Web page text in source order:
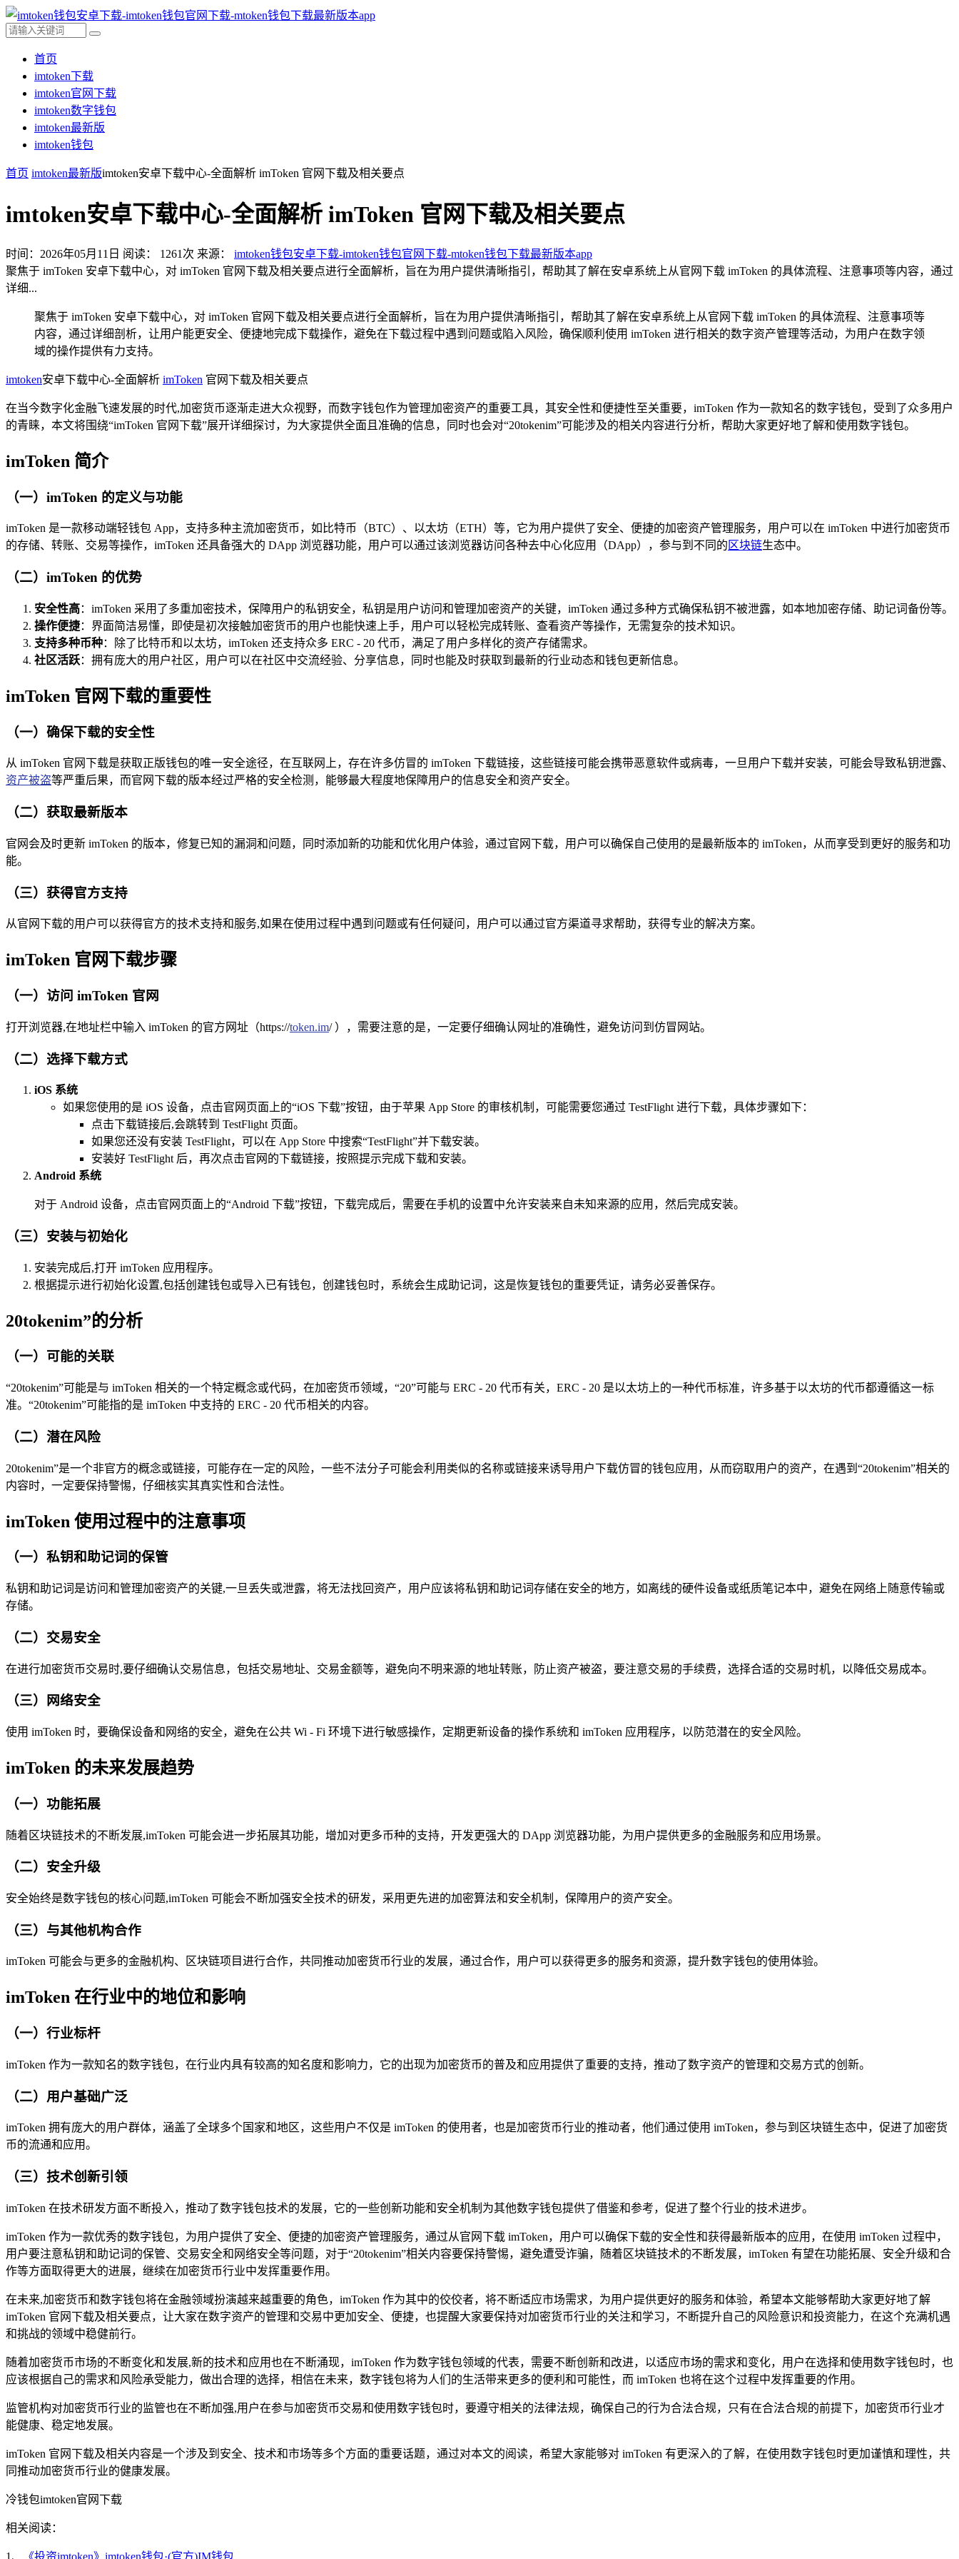
首页
imtoken下载
imtoken官网下载
imtoken数字钱包
imtoken最新版
imtoken钱包
首页 imtoken最新版imtoken安卓下载中心-全面解析 imToken 官网下载及相关要点
imtoken安卓下载中心-全面解析 imToken 官网下载及相关要点
时间：2026年05月11日 阅读： 1261 次 来源： imtoken钱包安卓下载-imtoken钱包官网下载-mtoken钱包下载最新版本app
聚焦于 imToken 安卓下载中心，对 imToken 官网下载及相关要点进行全面解析，旨在为用户提供清晰指引，帮助其了解在安卓系统上从官网下载 imToken 的具体流程、注意事项等内容，通过
详细...
聚焦于 imToken 安卓下载中心，对 imToken 官网下载及相关要点进行全面解析，旨在为用户提供清晰指引，帮助其了解在安卓系统上从官网下载 imToken 的具体流程、注意事项等
内容，通过详细剖析，让用户能更安全、便捷地完成下载操作，避免在下载过程中遇到问题或陷入风险，确保顺利使用 imToken 进行相关的数字资产管理等活动，为用户在数字领
域的操作提供有力支持。
imtoken安卓下载中心-全面解析 imToken 官网下载及相关要点
在当今数字化金融飞速发展的时代,加密货币逐渐走进大众视野，而数字钱包作为管理加密资产的重要工具，其安全性和便捷性至关重要，imToken 作为一款知名的数字钱包，受到了众多用户
的青睐，本文将围绕“imToken 官网下载”展开详细探讨，为大家提供全面且准确的信息，同时也会对“20tokenim”可能涉及的相关内容进行分析，帮助大家更好地了解和使用数字钱包。
imToken 简介
（一）imToken 的定义与功能
imToken 是一款移动端轻钱包 App，支持多种主流加密货币，如比特币（BTC）、以太坊（ETH）等，它为用户提供了安全、便捷的加密资产管理服务，用户可以在 imToken 中进行加密货币
的存储、转账、交易等操作，imToken 还具备强大的 DApp 浏览器功能，用户可以通过该浏览器访问各种去中心化应用（DApp），参与到不同的 区块链生态中。
（二）imToken 的优势
安全性高：imToken 采用了多重加密技术，保障用户的私钥安全，私钥是用户访问和管理加密资产的关键，imToken 通过多种方式确保私钥不被泄露，如本地加密存储、助记词备份等。
操作便捷：界面简洁易懂，即使是初次接触加密货币的用户也能快速上手，用户可以轻松完成转账、查看资产等操作，无需复杂的技术知识。
支持多种币种：除了比特币和以太坊，imToken 还支持众多 ERC - 20 代币，满足了用户多样化的资产存储需求。
社区活跃：拥有庞大的用户社区，用户可以在社区中交流经验、分享信息，同时也能及时获取到最新的行业动态和钱包更新信息。
imToken 官网下载的重要性
（一）确保下载的安全性
从 imToken 官网下载是获取正版钱包的唯一安全途径，在互联网上，存在许多仿冒的 imToken 下载链接，这些链接可能会携带恶意软件或病毒，一旦用户下载并安装，可能会导致私钥泄露、
资产被盗等严重后果，而官网下载的版本经过严格的安全检测，能够最大程度地保障用户的信息安全和资产安全。
（二）获取最新版本
官网会及时更新 imToken 的版本，修复已知的漏洞和问题，同时添加新的功能和优化用户体验，通过官网下载，用户可以确保自己使用的是最新版本的 imToken，从而享受到更好的服务和功
能。
（三）获得官方支持
从官网下载的用户可以获得官方的技术支持和服务,如果在使用过程中遇到问题或有任何疑问，用户可以通过官方渠道寻求帮助，获得专业的解决方案。
imToken 官网下载步骤
（一）访问 imToken 官网
打开浏览器,在地址栏中输入 imToken 的官方网址（https://token.im/ ），需要注意的是，一定要仔细确认网址的准确性，避免访问到仿冒网站。
（二）选择下载方式
iOS 系统
如果您使用的是 iOS 设备，点击官网页面上的“iOS 下载”按钮，由于苹果 App Store 的审核机制，可能需要您通过 TestFlight 进行下载，具体步骤如下：
点击下载链接后,会跳转到 TestFlight 页面。
如果您还没有安装 TestFlight，可以在 App Store 中搜索“TestFlight”并下载安装。
安装好 TestFlight 后，再次点击官网的下载链接，按照提示完成下载和安装。
Android 系统
对于 Android 设备，点击官网页面上的“Android 下载”按钮，下载完成后，需要在手机的设置中允许安装来自未知来源的应用，然后完成安装。
（三）安装与初始化
安装完成后,打开 imToken 应用程序。
根据提示进行初始化设置,包括创建钱包或导入已有钱包，创建钱包时，系统会生成助记词，这是恢复钱包的重要凭证，请务必妥善保存。
20tokenim”的分析
（一）可能的关联
“20tokenim”可能是与 imToken 相关的一个特定概念或代码，在加密货币领域，“20”可能与 ERC - 20 代币有关，ERC - 20 是以太坊上的一种代币标准，许多基于以太坊的代币都遵循这一标
准。“20tokenim”可能指的是 imToken 中支持的 ERC - 20 代币相关的内容。
（二）潜在风险
20tokenim”是一个非官方的概念或链接，可能存在一定的风险，一些不法分子可能会利用类似的名称或链接来诱导用户下载仿冒的钱包应用，从而窃取用户的资产，在遇到“20tokenim”相关的
内容时，一定要保持警惕，仔细核实其真实性和合法性。
imToken 使用过程中的注意事项
（一）私钥和助记词的保管
私钥和助记词是访问和管理加密资产的关键,一旦丢失或泄露，将无法找回资产，用户应该将私钥和助记词存储在安全的地方，如离线的硬件设备或纸质笔记本中，避免在网络上随意传输或
存储。
（二）交易安全
在进行加密货币交易时,要仔细确认交易信息，包括交易地址、交易金额等，避免向不明来源的地址转账，防止资产被盗，要注意交易的手续费，选择合适的交易时机，以降低交易成本。
（三）网络安全
使用 imToken 时，要确保设备和网络的安全，避免在公共 Wi - Fi 环境下进行敏感操作，定期更新设备的操作系统和 imToken 应用程序，以防范潜在的安全风险。
imToken 的未来发展趋势
（一）功能拓展
随着区块链技术的不断发展,imToken 可能会进一步拓展其功能，增加对更多币种的支持，开发更强大的 DApp 浏览器功能，为用户提供更多的金融服务和应用场景。
（二）安全升级
安全始终是数字钱包的核心问题,imToken 可能会不断加强安全技术的研发，采用更先进的加密算法和安全机制，保障用户的资产安全。
（三）与其他机构合作
imToken 可能会与更多的金融机构、区块链项目进行合作，共同推动加密货币行业的发展，通过合作，用户可以获得更多的服务和资源，提升数字钱包的使用体验。
imToken 在行业中的地位和影响
（一）行业标杆
imToken 作为一款知名的数字钱包，在行业内具有较高的知名度和影响力，它的出现为加密货币的普及和应用提供了重要的支持，推动了数字资产的管理和交易方式的创新。
（二）用户基础广泛
imToken 拥有庞大的用户群体，涵盖了全球多个国家和地区，这些用户不仅是 imToken 的使用者，也是加密货币行业的推动者，他们通过使用 imToken，参与到区块链生态中，促进了加密货
币的流通和应用。
（三）技术创新引领
imToken 在技术研发方面不断投入，推动了数字钱包技术的发展，它的一些创新功能和安全机制为其他数字钱包提供了借鉴和参考，促进了整个行业的技术进步。
imToken 作为一款优秀的数字钱包，为用户提供了安全、便捷的加密资产管理服务，通过从官网下载 imToken，用户可以确保下载的安全性和获得最新版本的应用，在使用 imToken 过程中，
用户要注意私钥和助记词的保管、交易安全和网络安全等问题，对于“20tokenim”相关内容要保持警惕，避免遭受诈骗，随着区块链技术的不断发展，imToken 有望在功能拓展、安全升级和合
作等方面取得更大的进展，继续在加密货币行业中发挥重要作用。
在未来,加密货币和数字钱包将在金融领域扮演越来越重要的角色，imToken 作为其中的佼佼者，将不断适应市场需求，为用户提供更好的服务和体验，希望本文能够帮助大家更好地了解
imToken 官网下载及相关要点，让大家在数字资产的管理和交易中更加安全、便捷，也提醒大家要保持对加密货币行业的关注和学习，不断提升自己的风险意识和投资能力，在这个充满机遇
和挑战的领域中稳健前行。
随着加密货币市场的不断变化和发展,新的技术和应用也在不断涌现，imToken 作为数字钱包领域的代表，需要不断创新和改进，以适应市场的需求和变化，用户在选择和使用数字钱包时，也
应该根据自己的需求和风险承受能力，做出合理的选择，相信在未来，数字钱包将为人们的生活带来更多的便利和可能性，而 imToken 也将在这个过程中发挥重要的作用。
监管机构对加密货币行业的监管也在不断加强,用户在参与加密货币交易和使用数字钱包时，要遵守相关的法律法规，确保自己的行为合法合规，只有在合法合规的前提下，加密货币行业才
能健康、稳定地发展。
imToken 官网下载及相关内容是一个涉及到安全、技术和市场等多个方面的重要话题，通过对本文的阅读，希望大家能够对 imToken 有更深入的了解，在使用数字钱包时更加谨慎和理性，共
同推动加密货币行业的健康发展。
冷钱包imtoken官网下载
相关阅读：
1、 《投资imtoken》imtoken钱包·(官方)IM钱包